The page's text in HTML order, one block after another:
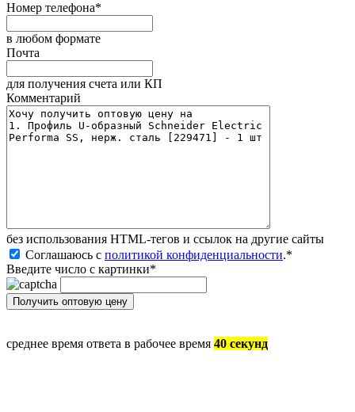
Номер телефона*
в любом формате
Почта
для получения счета или КП
Комментарий
без иcпользования HTML-тегов и ссылок на другие сайты
Соглашаюсь с политикой конфиденциальности.*
Введите число с картинки*
среднее время ответа в рабочее время 40 секунд